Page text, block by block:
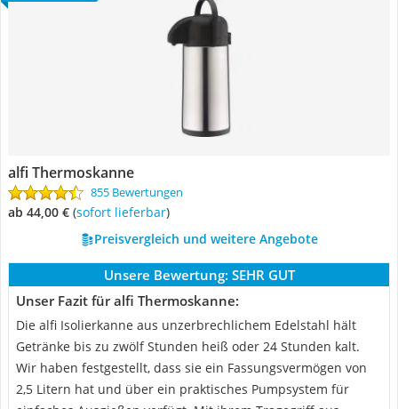
alfi Thermoskanne
855 Bewertungen
ab 44,00 € ( Sofort lieferbar)
Preisvergleich und weitere Angebote
Unsere Bewertung: SEHR GUT
Unser Fazit für alfi Thermoskanne:
Die alfi Isolierkanne aus unzerbrechlichem Edelstahl hält
Getränke bis zu zwölf Stunden heiß oder 24 Stunden kalt.
Wir haben festgestellt, dass sie ein Fassungsvermögen von
2,5 Litern hat und über ein praktisches Pumpsystem für